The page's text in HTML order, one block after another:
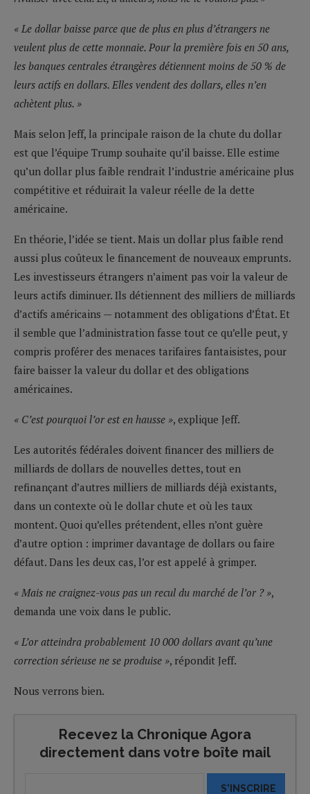
« Le dollar baisse parce que de plus en plus d’étrangers ne
veulent plus de cette monnaie. Pour la première fois en 50 ans,
les banques centrales étrangères détiennent moins de 50 % de
leurs actifs en dollars. Elles vendent des dollars, elles n’en
achètent plus. »
Mais selon Jeff, la principale raison de la chute du dollar
est que l’équipe Trump souhaite qu’il baisse. Elle estime
qu’un dollar plus faible rendrait l’industrie américaine plus
compétitive et réduirait la valeur réelle de la dette
américaine.
En théorie, l’idée se tient. Mais un dollar plus faible rend
aussi plus coûteux le financement de nouveaux emprunts.
Les investisseurs étrangers n’aiment pas voir la valeur de
leurs actifs diminuer. Ils détiennent des milliers de milliards
d’actifs américains — notamment des obligations d’État. Et
il semble que l’administration fasse tout ce qu’elle peut, y
compris proférer des menaces tarifaires fantaisistes, pour
faire baisser la valeur du dollar et des obligations
américaines.
« C’est pourquoi l’or est en hausse », explique Jeff.
Les autorités fédérales doivent financer des milliers de
milliards de dollars de nouvelles dettes, tout en
refinançant d’autres milliers de milliards déjà existants,
dans un contexte où le dollar chute et où les taux
montent. Quoi qu’elles prétendent, elles n’ont guère
d’autre option : imprimer davantage de dollars ou faire
défaut. Dans les deux cas, l’or est appelé à grimper.
« Mais ne craignez-vous pas un recul du marché de l’or ? »,
demanda une voix dans le public.
« L’or atteindra probablement 10 000 dollars avant qu’une
correction sérieuse ne se produise », répondit Jeff.
Nous verrons bien.
Recevez la Chronique Agora
directement dans votre boîte mail
S'INSCRIRE